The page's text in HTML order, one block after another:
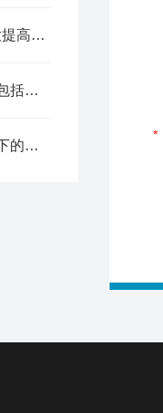
XQ旋转式格栅清污机可以大大提高废水处理的效率和质量
中心传动污泥浓缩机主要用途包括以下几个方面
立式多曲面搅拌机在复杂工况下的自适应控制